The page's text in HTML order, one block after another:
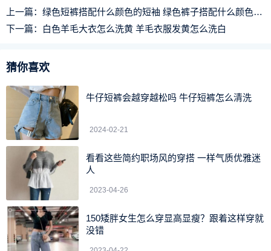
萝卜青菜各有所爱，有人喜欢瘦的也有人喜欢肉肉的。微
胖女人通常是乐观派，在生活中遇到事情，都会用乐观的心
态去面对，心宽体胖正是形容这类人吧。正是因为体胖，因
此心态才会如此的好，整天笑嘻嘻乐呵呵的，给人简单纯净
的笑容。更让人易接近外表温柔，没什么心机，微胖女人肉
乎乎的形象也更可爱一些。
有肉感看着舒服
上一篇： 绿色短裤搭配什么颜色的短袖 绿色裤子搭配什么颜色的短袖
下一篇：
白色羊毛大衣怎么洗黄 羊毛衣服发黄怎么洗白
猜你喜欢
牛仔短裤会越穿越松吗 牛仔短裤怎么清洗
2024-02-21
看看这些简约职场风的穿搭 一样气质优雅迷
人
2023-04-26
150矮胖女生怎么穿显高显瘦？跟着这样穿就
没错